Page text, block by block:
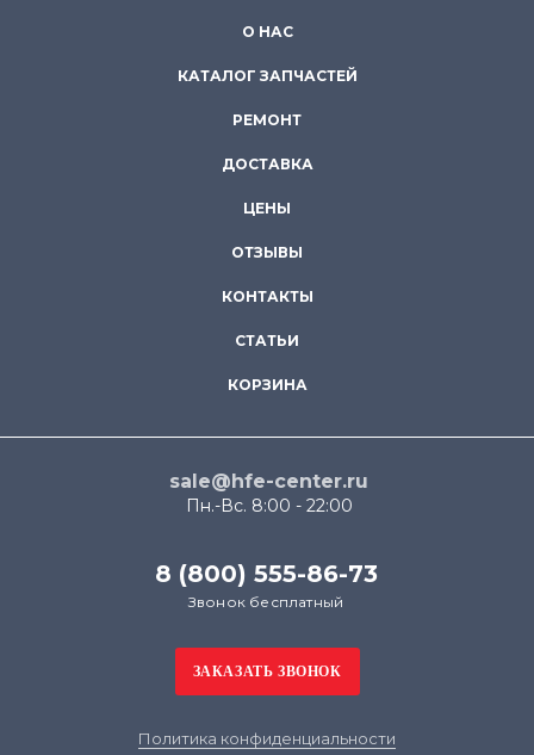
О НАС
КАТАЛОГ ЗАПЧАСТЕЙ
РЕМОНТ
ДОСТАВКА
ЦЕНЫ
ОТЗЫВЫ
КОНТАКТЫ
СТАТЬИ
КОРЗИНА
sale@hfe-center.ru
Пн.-Вс. 8:00 - 22:00
8 (800) 555-86-73
Звонок бесплатный
Политика конфиденциальности